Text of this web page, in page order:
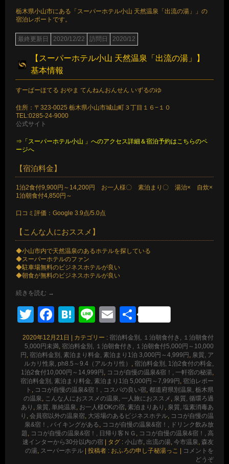
栃木県小山市にある「スーパーホテル小山 天然温泉「出流の湯」」の
宿泊レポートです。
最終更新日 2020/12/22 訪問日 2020/12
【スーパーホテル小山 天然温泉「出流の湯」】
基本情報
すーぱーほてる おやま てんねんおんせん いずるのゆ
住所：〒323-0025 栃木県小山市城山町３丁目１６−１０
TEL:0285-24-9000
公式サイト
⇒「スーパーホテル小山 」へのアクセス詳細＆宿泊予約はこちらのペ
ージへ
【宿泊料金】
1泊2食付9,900円～14,200円 お一人様〇 素泊まり〇 湯治× 自炊×
1泊朝食付4,850円～
口コミ評価：Google 3.9点/5.0点
【こんな人におススメ】
◆小山市内で天然温泉のあるホテルを探している
◆スーパーホテルのファン
◆駐車場無料のビジネスホテルが良い
◆朝食が無料のビジネスホテルが良い
続きを読む →
TwitterFacebook
Hatena
LineEmail
共
有
2020年12月21日 カテゴリー : 宿泊料金別, １泊朝食付き, １泊朝食付
5,000円未満, 宿泊料金別, １泊朝食付き, １泊朝食付5,000円～10,000
円 , 宿泊料金別, 素泊まり料金, 素泊まり1泊 3,000円～4,999円 , 泉質, ア
ルカリ性泉, ph8.5～9.4（アルカリ性） , 宿泊料金別, 1泊2食付の料金,
1泊2食付10,000円～14,999円 , ココが自慢の温泉&宿！, 一軒宿の秘湯,
宿泊料金別, 素泊まり料金, 素泊まり1泊 5,000円～7,999円 , 宿泊レポー
ト , ココが自慢の温泉&宿！, コスパの良い宿, 都道府県別温泉, 栃木県
の温泉, こんな人におススメの温泉, 一人旅におススメ , 泉質, 循環ろ過
あり , 泉質, 単純温泉, お一人様OKの宿, 素泊まりあり , 泉質, 塩素消毒あ
り , 会員宿以外の温泉宿, 大浴場のあるビジネスホテル, ココが自慢の温
泉&宿！, バイキングがある, ココが自慢の温泉&宿！, ドリンク飲み放
題, ココが自慢の温泉&宿！, 日帰り客ＮＧ , ココが自慢の温泉&宿！, 高
速インターから30分以内の宿
タグ : 小山市, 出流の湯, 今市温泉, 森友
の湯, スーパーホテル 投稿者 : おふろの申し子秘湯っこ
コメントを
どうぞ